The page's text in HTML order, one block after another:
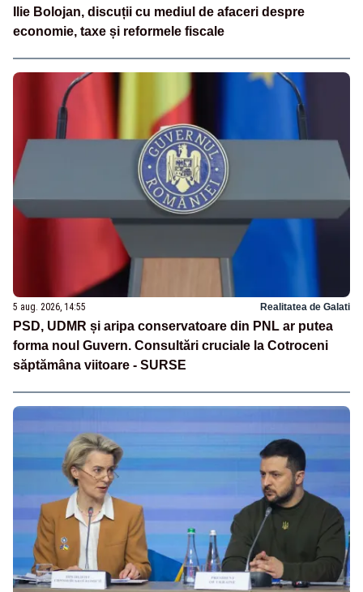
Ilie Bolojan, discuții cu mediul de afaceri despre
economie, taxe și reformele fiscale
5 aug. 2026, 14:55 Realitatea de Galati
PSD, UDMR și aripa conservatoare din PNL ar putea
forma noul Guvern. Consultări cruciale la Cotroceni
săptămâna viitoare - SURSE